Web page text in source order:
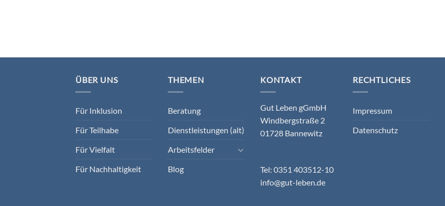
ÜBER UNS
Für Inklusion
Für Teilhabe
Für Vielfalt
Für Nachhaltigkeit
THEMEN
Beratung
Dienstleistungen (alt)
Arbeitsfelder
Blog
KONTAKT
Gut Leben gGmbH
Windbergstraße 2
01728 Bannewitz
Tel: 0351 403512-10
info@gut-leben.de
RECHTLICHES
Impressum
Datenschutz